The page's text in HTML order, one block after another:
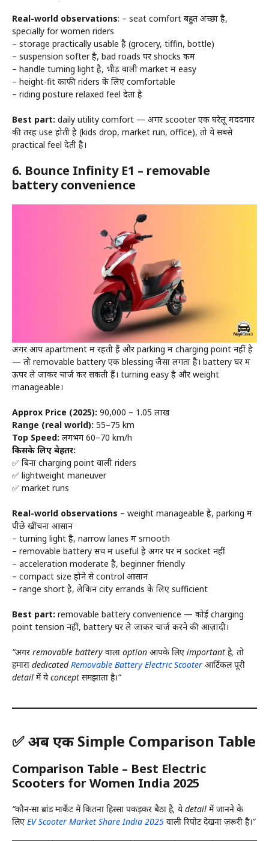
Real-world observations: – seat comfort बहुत अच्छा है,
specially for women riders
– storage practically usable है (grocery, tiffin, bottle)
– suspension softer है, bad roads पर shocks कम
– handle turning light है, भीड़ वाली market में easy
– height-fit काफी riders के लिए comfortable
– riding posture relaxed feel देता है
Best part: daily utility comfort — अगर scooter एक घरेलू मददगार
की तरह use होती है (kids drop, market run, office), तो ये सबसे
practical feel देती है।
6. Bounce Infinity E1 – removable
battery convenience
अगर आप apartment में रहती हैं और parking में charging point नहीं है
— तो removable battery एक blessing जैसा लगता है। battery घर में
ऊपर ले जाकर चार्ज कर सकती हैं। turning easy है और weight
manageable।
Approx Price (2025): ₹90,000 – ₹1.05 लाख
Range (real world): 55–75 km
Top Speed: लगभग 60–70 km/h
किसके लिए बेहतर:
✅ बिना charging point वाली riders
✅ lightweight maneuver
✅ market runs
Real-world observations – weight manageable है, parking में
पीछे खींचना आसान
– turning light है, narrow lanes में smooth
– removable battery सच में useful है अगर घर में socket नहीं
– acceleration moderate है, beginner friendly
– compact size होने से control आसान
– range short है, लेकिन city errands के लिए sufficient
Best part: removable battery convenience — कोई charging
point tension नहीं, battery घर ले जाकर चार्ज करने की आज़ादी।
“अगर removable battery वाला option आपके लिए important है, तो
हमारा dedicatedRemovable Battery Electric Scooter आर्टिकल पूरी
detail में ये concept समझाता है।”
✅ अब एक Simple Comparison Table
Comparison Table – Best Electric
Scooters for Women India 2025
“कौन-सा ब्रांड मार्केट में कितना हिस्सा पकड़कर बैठा है, ये detail में जानने के
लिए EV Scooter Market Share India 2025 वाली रिपोर्ट देखना ज़रूरी है।”